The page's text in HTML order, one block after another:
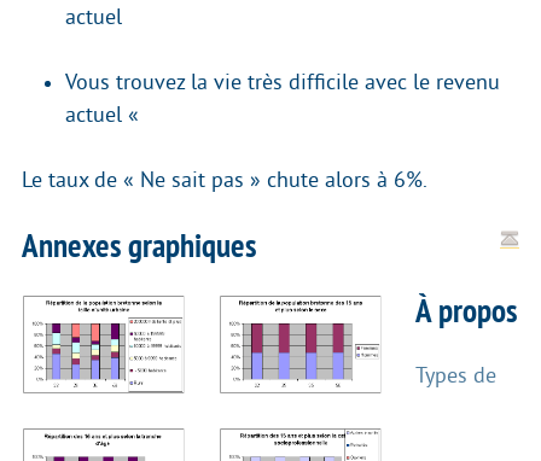
actuel
Vous trouvez la vie très difficile avec le revenu
actuel «
Le taux de « Ne sait pas » chute alors à 6%.
Annexes graphiques
À propos
Types de